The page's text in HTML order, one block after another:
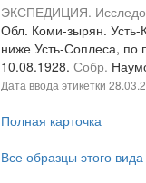
ЭКСПЕДИЦИЯ.
Обл. Коми-зырян. Усть-
ниже Усть-Соплеса, по
10.08.1928. Собр.
Дата ввода этикетки
Полная карточка
Все образцы этого вида